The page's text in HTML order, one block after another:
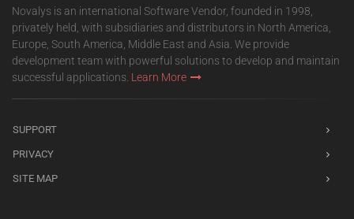
Novalys is an international Software Vendor, founded in 1998,
privately held, with subsidiaries and distributors in North America,
Europe, South America, Middle East and Asia. We provide
development team with powerful solutions to develop and maintain
successful applications. Learn More
SUPPORT
PRIVACY
SITE MAP